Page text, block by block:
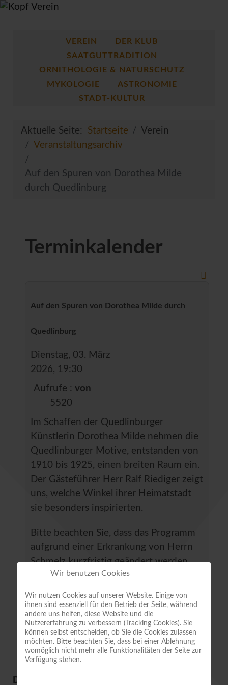
VEREIN
DER KLUB
SAATGUTTRADITION
ORNITHOLOGIE & NATURSCHUTZ
MYKOLOGIE
ASTRONOMIE
STADT-KULTUR
Aktuelle Seite: Startseite
Verein
Veranstaltungsarchiv
Auf den Spuren von Dorothea Milde
durch Quedlinburg
Terminkalender
Auf den Spuren von Dorothea Milde durch
Quedlinburg
Dienstag, 03. März
2026, 19:30
Aufrufe :
5520
von
Im Schaffen der Quedlinburger
Künstlerin Dorothea Milde nehmen die
Quedlinburger Motive, entstanden von
1910 bis 1925, einen breiten Raum ein.
Der Gästeführer Herr Ralf Riediger zeigt
uns, welche Winkel ihrer Heimatstadt
sie besonders inspirierten.
Bitte beachten Sie, dass das Programm
aufgrund einer Erkrankung von Herrn
Schmelz kurzfristig geändert werden
musste.
OrtKVHS, Bildungshaus Carl Ritter,
Heiligegeiststraße 8, QLB
DEMNÄCHST IM VEREIN
Wir benutzen Cookies
Wir nutzen Cookies auf unserer Website. Einige von
ihnen sind essenziell für den Betrieb der Seite, während
andere uns helfen, diese Website und die
Nutzererfahrung zu verbessern (Tracking Cookies). Sie
können selbst entscheiden, ob Sie die Cookies zulassen
möchten. Bitte beachten Sie, dass bei einer Ablehnung
womöglich nicht mehr alle Funktionalitäten der Seite zur
Verfügung stehen.